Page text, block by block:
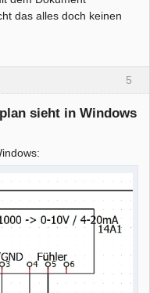
das alles doch keinen
5
sieht in Windows